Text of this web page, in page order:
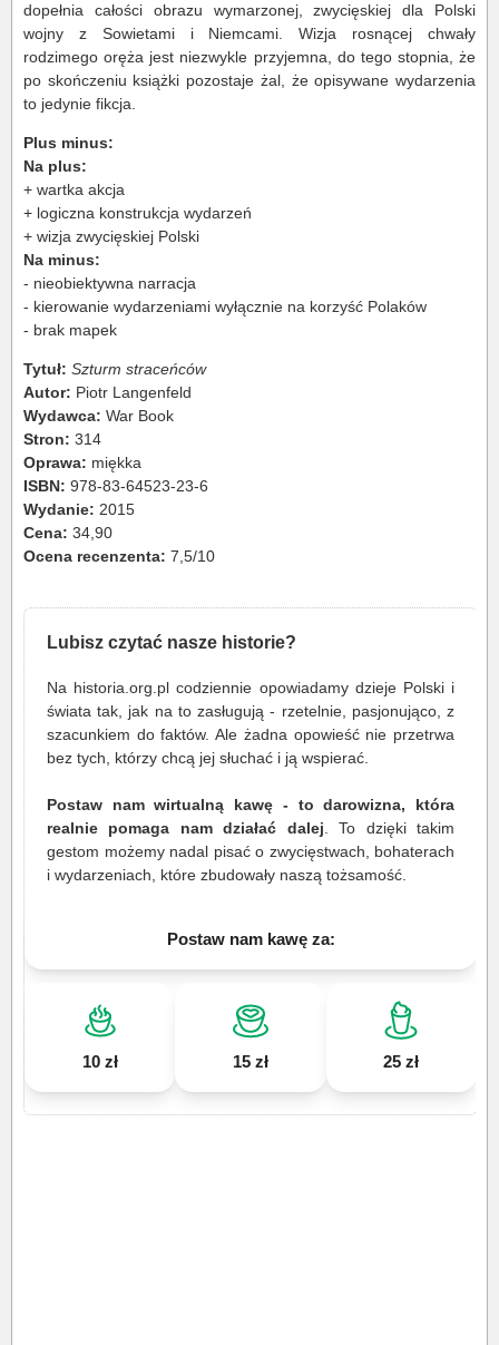
dopełnia całości obrazu wymarzonej, zwycięskiej dla Polski
wojny z Sowietami i Niemcami. Wizja rosnącej chwały
rodzimego oręża jest niezwykle przyjemna, do tego stopnia, że
po skończeniu książki pozostaje żal, że opisywane wydarzenia
to jedynie fikcja.
Plus minus:
Na plus:
+ wartka akcja
+ logiczna konstrukcja wydarzeń
+ wizja zwycięskiej Polski
Na minus:
- nieobiektywna narracja
- kierowanie wydarzeniami wyłącznie na korzyść Polaków
- brak mapek
Tytuł: Szturm straceńców
Autor: Piotr Langenfeld
Wydawca: War Book
Stron: 314
Oprawa: miękka
ISBN: 978-83-64523-23-6
Wydanie: 2015
Cena: 34,90
Ocena recenzenta: 7,5/10
Lubisz czytać nasze historie?
Na historia.org.pl codziennie opowiadamy dzieje Polski i
świata tak, jak na to zasługują - rzetelnie, pasjonująco, z
szacunkiem do faktów. Ale żadna opowieść nie przetrwa
bez tych, którzy chcą jej słuchać i ją wspierać.
Postaw nam wirtualną kawę - to darowizna, która
realnie pomaga nam działać dalej. To dzięki takim
gestom możemy nadal pisać o zwycięstwach, bohaterach
i wydarzeniach, które zbudowały naszą tożsamość.
Postaw nam kawę za:
10 zł 15 zł 25 zł